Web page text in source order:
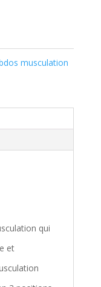
musculation
qui
et